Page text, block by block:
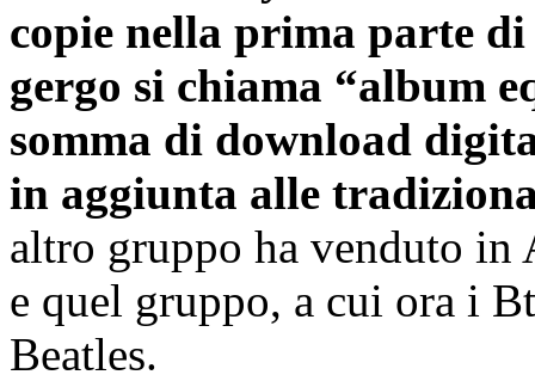
copie nella prima parte
gergo si chiama “album
somma di download
in aggiunta alle
altro gruppo ha venduto
e quel gruppo, a cui ora i
Beatles.